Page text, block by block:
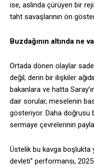
ise, aslında çürüyen bir
taht savaşlarının ön
Buzdağının altında ne
Ortada dönen olaylar
değil; derin bir ilişkiler
bakanlara ve hatta
dair sorular, meselenin
gösteriyor. Daha doğrusu
sermaye çevrelerinin
Üstelik bu kavga boşlukta
devleti” performansı,